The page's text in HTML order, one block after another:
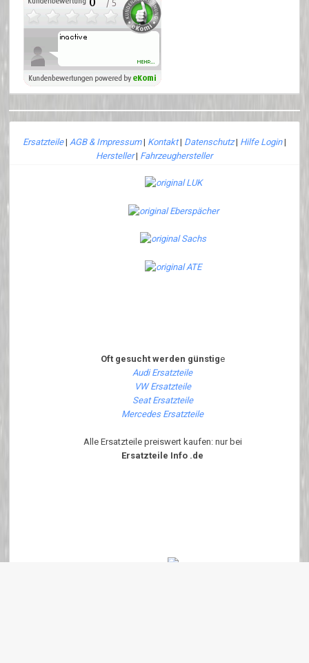
Ersatzteile| AGB & Impressum| Kontakt| Datenschutz| Hilfe Login|
Hersteller| Fahrzeughersteller
Oft gesucht werden günstige
Audi Ersatzteile
VW Ersatzteile
Seat Ersatzteile
Mercedes Ersatzteile
Alle Ersatzteile preiswert kaufen: nur bei
Ersatzteile Info .de